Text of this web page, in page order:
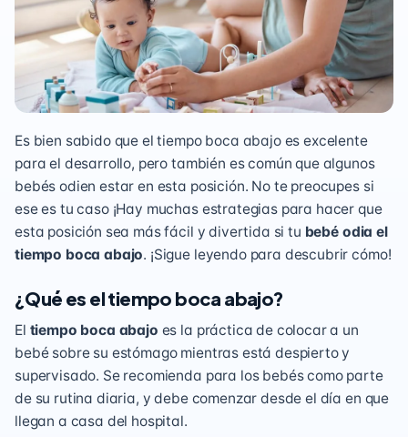
Es bien sabido que el tiempo boca abajo es excelente
para el desarrollo, pero también es común que algunos
bebés odien estar en esta posición. No te preocupes si
ese es tu caso ¡Hay muchas estrategias para hacer que
esta posición sea más fácil y divertida si tu bebé odia el
tiempo boca abajo. ¡Sigue leyendo para descubrir cómo!
¿Qué es el tiempo boca abajo?
El tiempo boca abajo es la práctica de colocar a un
bebé sobre su estómago mientras está despierto y
supervisado. Se recomienda para los bebés como parte
de su rutina diaria, y debe comenzar desde el día en que
llegan a casa del hospital.